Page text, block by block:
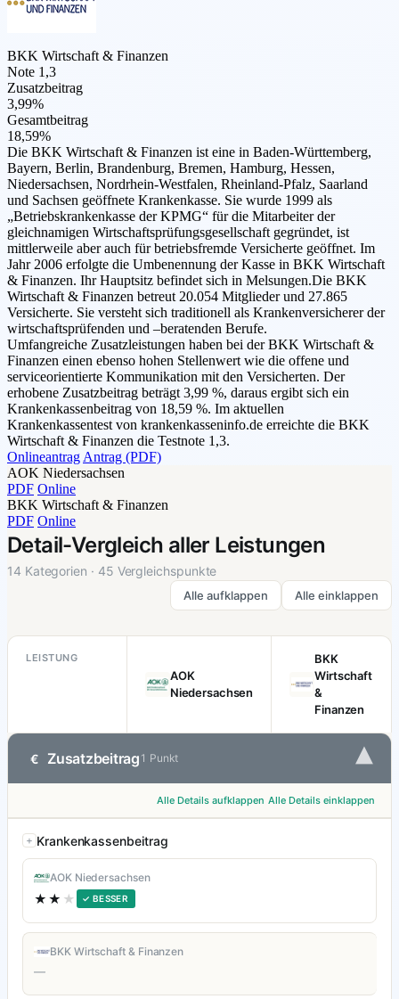
BKK Wirtschaft & Finanzen
Note 1,3
Zusatzbeitrag
3,99%
Gesamtbeitrag
18,59%
Die BKK Wirtschaft & Finanzen ist eine in Baden-Württemberg,
Bayern, Berlin, Brandenburg, Bremen, Hamburg, Hessen,
Niedersachsen, Nordrhein-Westfalen, Rheinland-Pfalz, Saarland
und Sachsen geöffnete Krankenkasse. Sie wurde 1999 als
„Betriebskrankenkasse der KPMG“ für die Mitarbeiter der
gleichnamigen Wirtschaftsprüfungsgesellschaft gegründet, ist
mittlerweile aber auch für betriebsfremde Versicherte geöffnet. Im
Jahr 2006 erfolgte die Umbenennung der Kasse in BKK Wirtschaft
& Finanzen. Ihr Hauptsitz befindet sich in Melsungen.Die BKK
Wirtschaft & Finanzen betreut 20.054 Mitglieder und 27.865
Versicherte. Sie versteht sich traditionell als Krankenversicherer der
wirtschaftsprüfenden und –beratenden Berufe.
Umfangreiche Zusatzleistungen haben bei der BKK Wirtschaft &
Finanzen einen ebenso hohen Stellenwert wie die offene und
serviceorientierte Kommunikation mit den Versicherten. Der
erhobene Zusatzbeitrag beträgt 3,99 %, daraus ergibt sich ein
Krankenkassenbeitrag von 18,59 %. Im aktuellen
Krankenkassentest von krankenkasseninfo.de erreichte die BKK
Wirtschaft & Finanzen die Testnote 1,3.
Onlineantrag Antrag (PDF)
AOK Niedersachsen
PDF Online
BKK Wirtschaft & Finanzen
PDF Online
Detail-Vergleich aller Leistungen
14 Kategorien · 45 Vergleichspunkte
Alle aufklappen Alle einklappen
LEISTUNG
AOK
Niedersachsen
BKK
Wirtschaft
&
Finanzen
€ Zusatzbeitrag 1 Punkt ▾
Alle Details aufklappen Alle Details einklappen
Krankenkassenbeitrag
AOK Niedersachsen
★★ ★ ✓ BESSER
BKK Wirtschaft & Finanzen
—